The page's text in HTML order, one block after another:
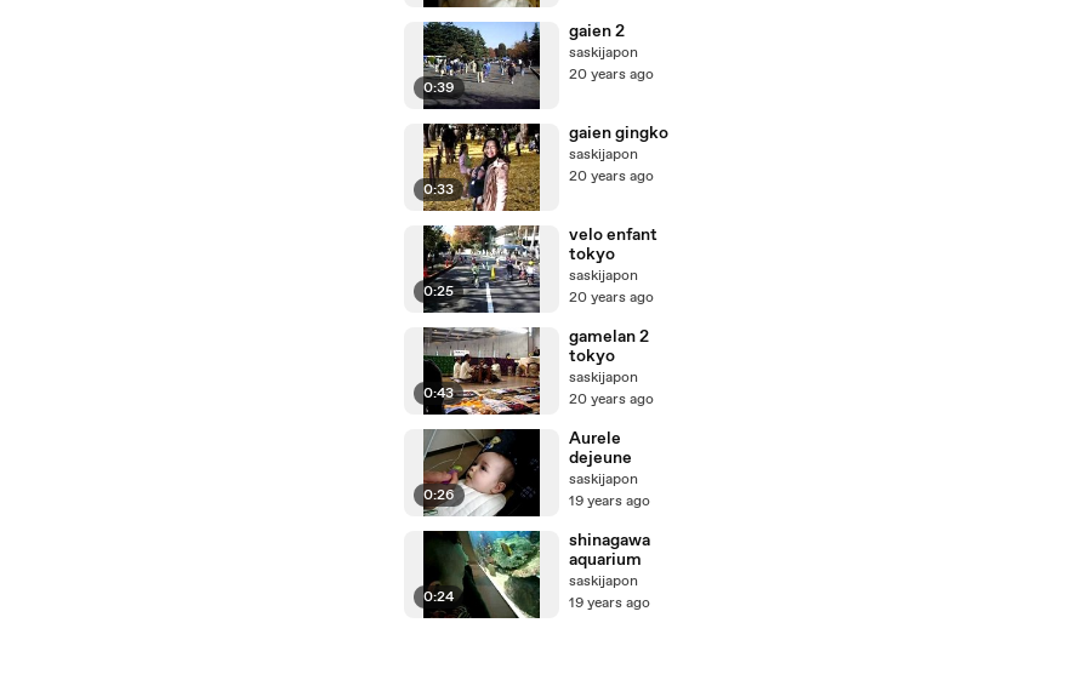
0:39
gaien 2
saskijapon
20 years ago
0:33
gaien gingko
saskijapon
20 years ago
0:25
velo enfant
tokyo
saskijapon
20 years ago
0:43
gamelan 2
tokyo
saskijapon
20 years ago
0:26
Aurele
dejeune
saskijapon
19 years ago
0:24
shinagawa
aquarium
saskijapon
19 years ago